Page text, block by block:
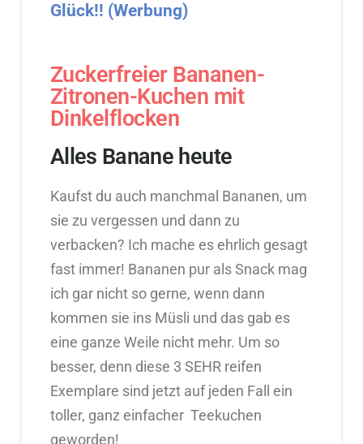
Glück!! (Werbung)
Zuckerfreier Bananen-
Zitronen-Kuchen mit
Dinkelflocken
Alles Banane heute
Kaufst du auch manchmal Bananen, um
sie zu vergessen und dann zu
verbacken? Ich mache es ehrlich gesagt
fast immer! Bananen pur als Snack mag
ich gar nicht so gerne, wenn dann
kommen sie ins Müsli und das gab es
eine ganze Weile nicht mehr. Um so
besser, denn diese 3 SEHR reifen
Exemplare sind jetzt auf jeden Fall ein
toller, ganz einfacher Teekuchen
geworden!